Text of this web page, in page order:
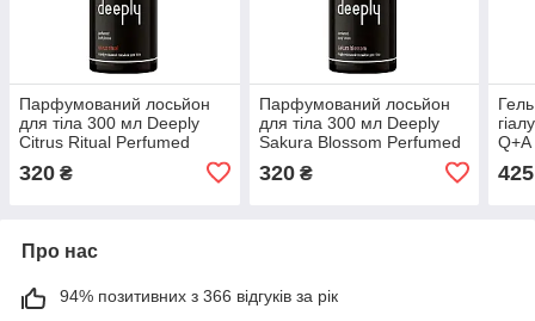
Парфумований лосьйон
для тіла 300 мл Deeply
Citrus Ritual Perfumed
Lotion(4820200424613)
320 ₴
Парфумований лосьйон
для тіла 300 мл Deeply
Sakura Blossom Perfumed
Lotion(4820200424484)
320₴ 425
Про нас
94% позитивних з 366 відгуків за рік